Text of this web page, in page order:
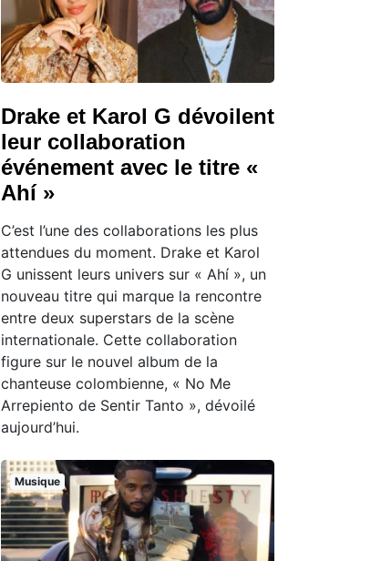
Drake et Karol G dévoilent
leur collaboration
événement avec le titre «
Ahí »
C’est l’une des collaborations les plus
attendues du moment. Drake et Karol
G unissent leurs univers sur « Ahí », un
nouveau titre qui marque la rencontre
entre deux superstars de la scène
internationale. Cette collaboration
figure sur le nouvel album de la
chanteuse colombienne, « No Me
Arrepiento de Sentir Tanto », dévoilé
aujourd’hui.
Musique